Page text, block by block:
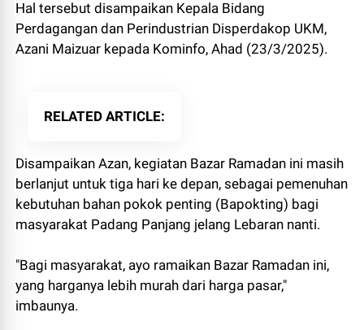
Hal tersebut disampaikan Kepala Bidang
Perdagangan dan Perindustrian Disperdakop UKM,
Azani Maizuar kepada Kominfo, Ahad (23/3/2025).
RELATED ARTICLE
Disampaikan Azan, kegiatan Bazar Ramadan ini masih
berlanjut untuk tiga hari ke depan, sebagai pemenuhan
kebutuhan bahan pokok penting (Bapokting) bagi
masyarakat Padang Panjang jelang Lebaran nanti.
"Bagi masyarakat, ayo ramaikan Bazar Ramadan ini,
yang harganya lebih murah dari harga pasar,"
imbaunya.